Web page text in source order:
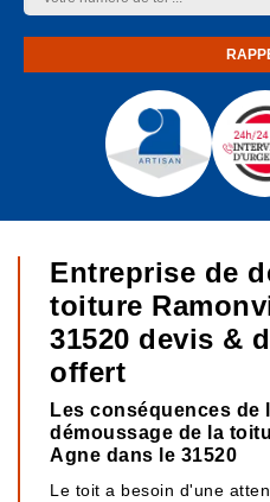
Entreprise de
toiture
31520 devis &
offert
Les conséquences de
démoussage de la
Agne dans le 31520
Le toit a besoin d'une